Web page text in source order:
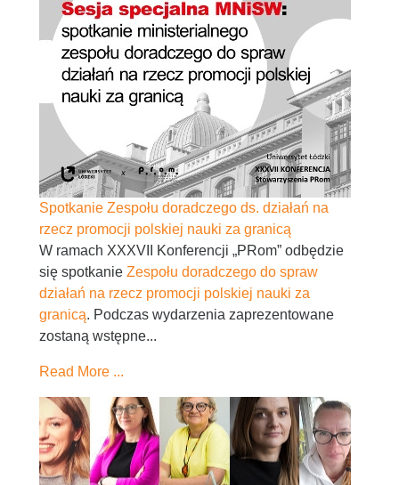
Spotkanie Zespołu doradczego ds. działań na
rzecz promocji polskiej nauki za granicą
W ramach XXXVII Konferencji „PRom” odbędzie
się spotkanie Zespołu doradczego do spraw
działań na rzecz promocji polskiej nauki za
granicą. Podczas wydarzenia zaprezentowane
zostaną wstępne...
Read More ...